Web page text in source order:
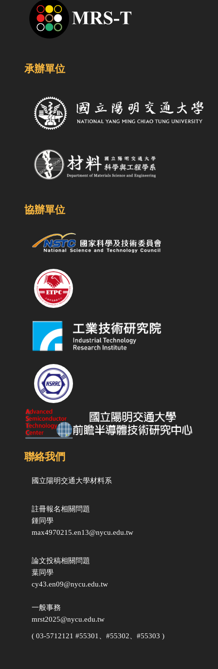
承辦單位
協辦單位
聯絡我們
國立陽明交通大學材料系
註冊報名相關問題
鍾同學
max4970215.en13@nycu.edu.tw
論文投稿相關問題
葉同學
cy43.en09@nycu.edu.tw
一般事務
mrst2025@nycu.edu.tw
( 03-5712121 #55301、#55302、#55303 )